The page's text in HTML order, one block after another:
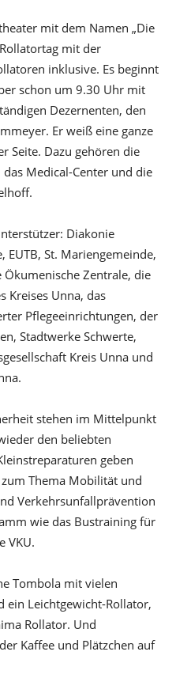
mit dem Namen „Die
mit der
inklusive. Es beginnt
schon um 9.30 Uhr mit
Dezernenten, den
Er weiß eine ganze
Seite. Dazu gehören die
Medical-Center und die
Diakonie
EUTB, St. Mariengemeinde,
Zentrale, die
Kreises Unna, das
Pflegeeinrichtungen, der
Stadtwerke Schwerte,
Kreis Unna und
stehen im Mittelpunkt
den beliebten
geben
Thema Mobilität und
Verkehrsunfallprävention
wie das Bustraining für
VKU.
Tombola mit vielen
ein Leichtgewicht-Rollator,
Rollator. Und
Kaffee und Plätzchen auf